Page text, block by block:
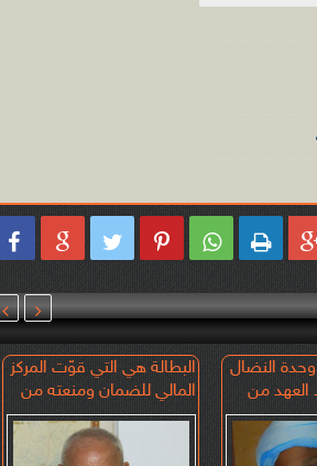
     
البطالة هي التي قوّت المركز
المالي للضمان ومنعته من
الانهيار!!
النضال
العهد من
 